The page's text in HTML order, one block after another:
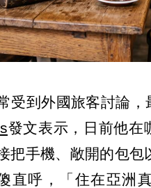
受到外國旅客討論
發文表示，日前他在
把手機、敞開的包包
直呼，「住在亞洲